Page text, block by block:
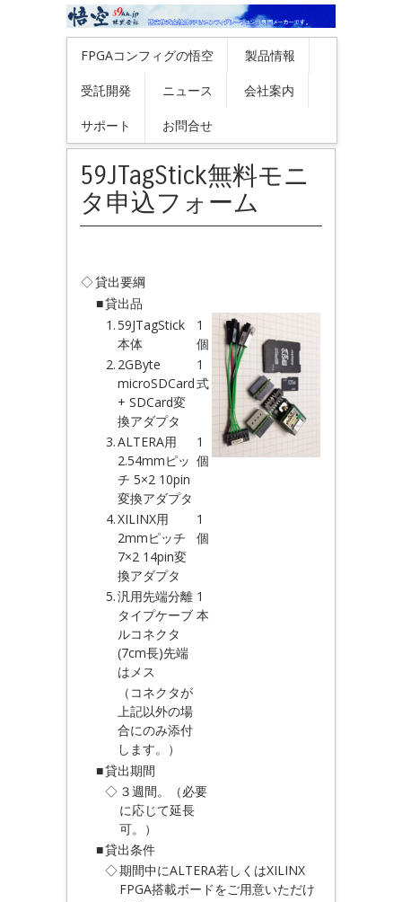
FPGAコンフィグの悟空 製品情報
受託開発 ニュース 会社案内
サポート お問合せ
59JTagStick無料モニ
タ申込フォーム
◇貸出要綱
■貸出品
1.59JTagStick
本体
1
個
2. 2GByte
microSDCard
+ SDCard変
換アダプタ
1
式
3.ALTERA用
2.54mmピッ
チ 5×2 10pin
変換アダプタ
1
個
4.XILINX用
2mmピッチ
7×2 14pin変
換アダプタ
1
個
5.汎用先端分離
タイプケーブ
ルコネクタ
(7cm長)先端
はメス
1
本
（コネクタが
上記以外の場
合にのみ添付
します。）
■貸出期間
◇ ３週間。（必要
に応じて延長
可。）
■貸出条件
◇期間中にALTERA若しくはXILINX
FPGA搭載ボードをご用意いただけ